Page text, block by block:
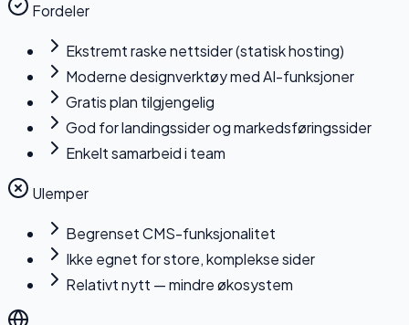
Fordeler
Ekstremt raske nettsider (statisk hosting)
Moderne designverktøy med AI-funksjoner
Gratis plan tilgjengelig
God for landingssider og markedsføringssider
Enkelt samarbeid i team
Ulemper
Begrenset CMS-funksjonalitet
Ikke egnet for store, komplekse sider
Relativt nytt — mindre økosystem